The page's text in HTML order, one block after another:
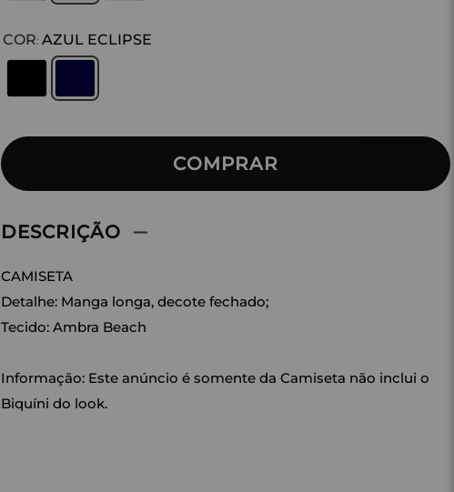
COR: AZUL ECLIPSE
COMPRAR
DESCRIÇÃO
CAMISETA
Detalhe: Manga longa, decote fechado;
Tecido: Ambra Beach
Informação: Este anúncio é somente da Camiseta não inclui o
Biquíni do look.